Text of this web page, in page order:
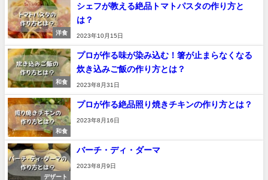
洋食
シェフが教える絶品トマトパスタの作り方と
は？
2023年10月15日
和食
プロが作る味が染み込む！箸が止まらなくなる
炊き込みご飯の作り方とは？
2023年8月31日
和食
プロが作る絶品照り焼きチキンの作り方とは？
2023年8月16日
デザート
バーチ・ディ・ダーマ
2023年8月9日